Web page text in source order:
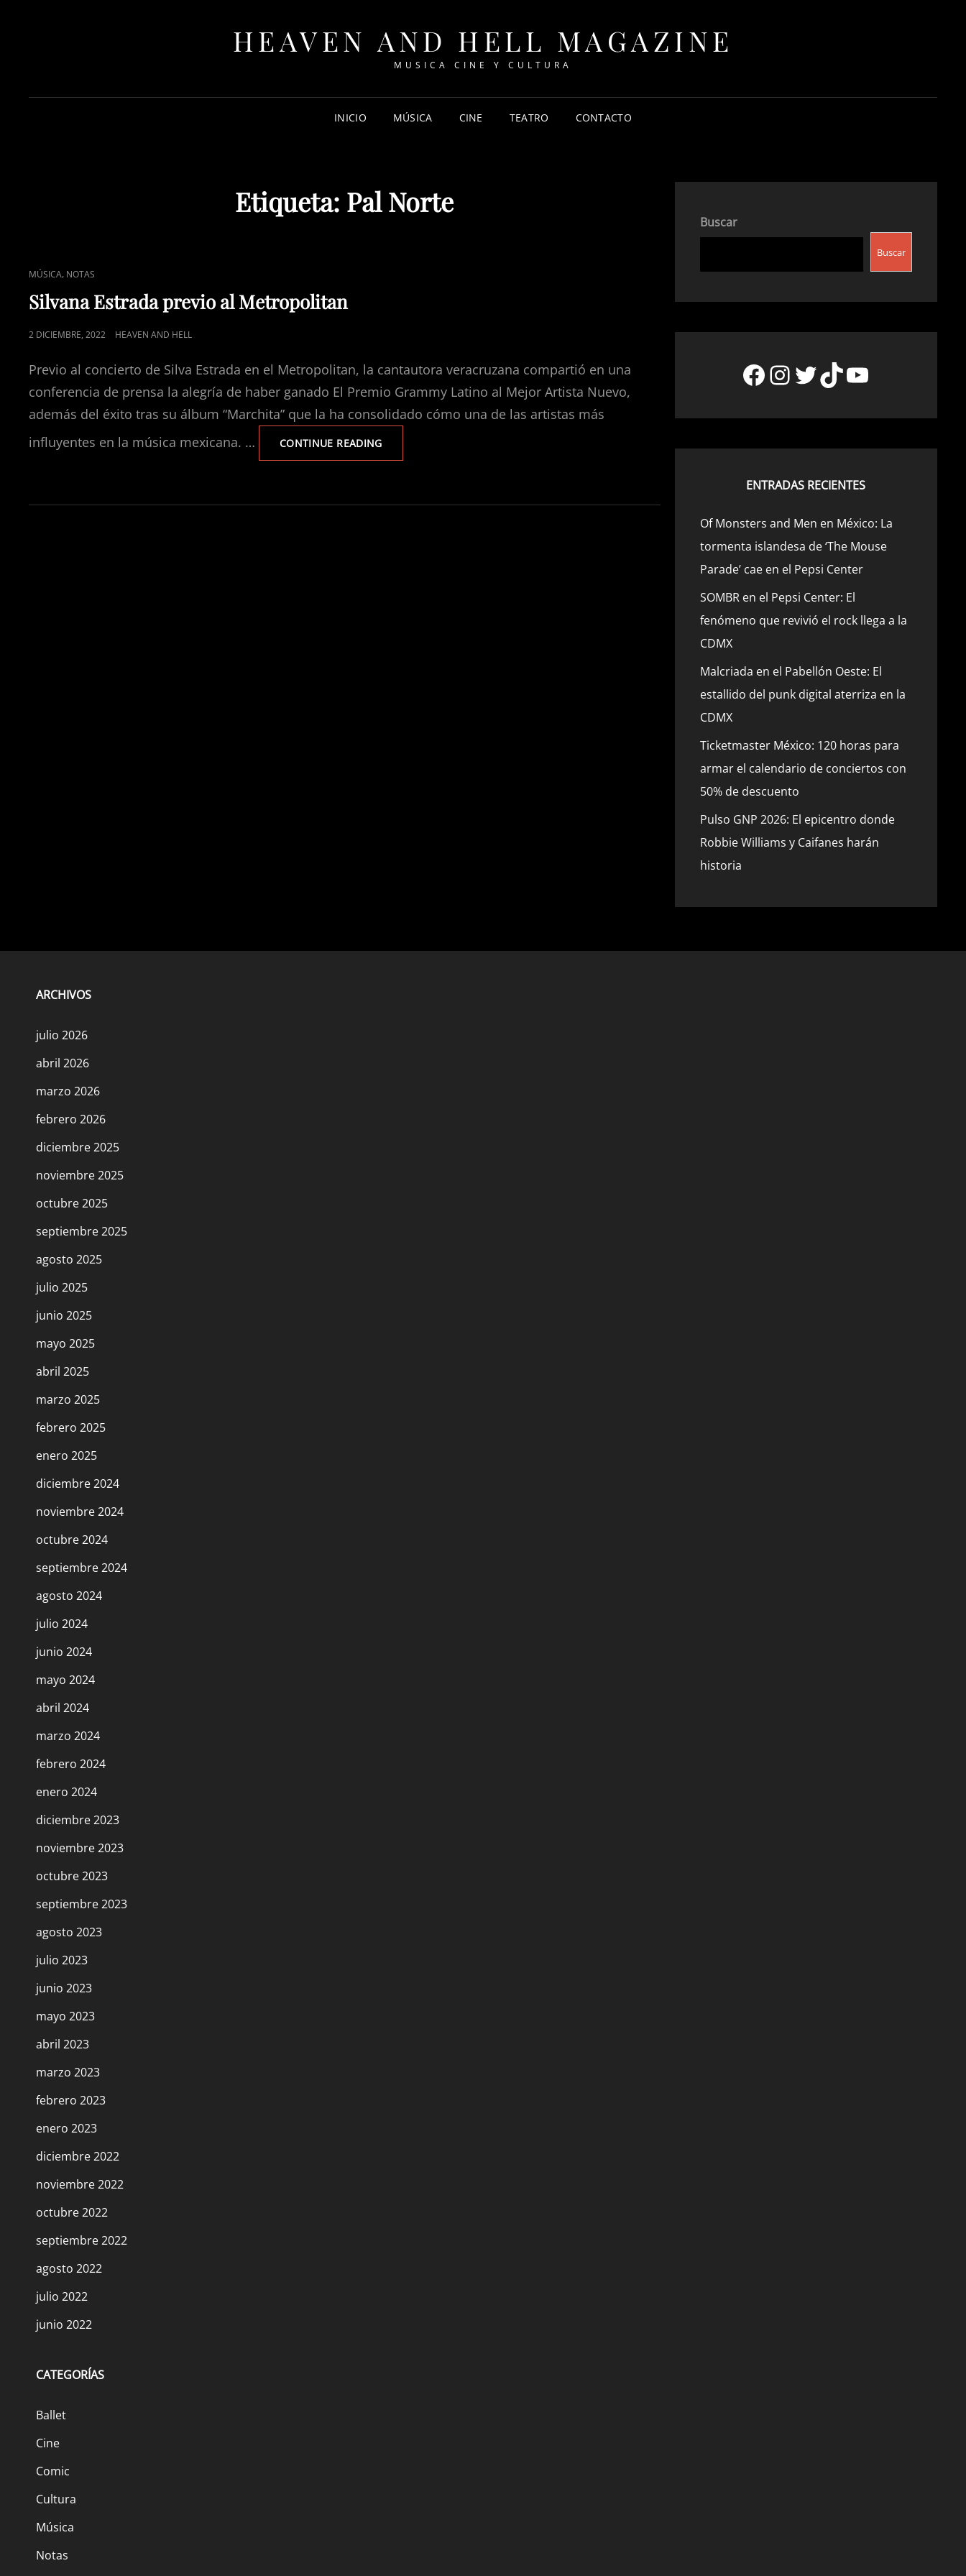
HEAVEN AND HELL MAGAZINE
MUSICA CINE Y CULTURA
INICIO MÚSICA CINE TEATRO CONTACTO
Etiqueta: Pal Norte
CAT
LINKS
MÚSICA, NOTAS
Silvana Estrada previo al Metropolitan
POSTED
2 DICIEMBRE, 2022 HEAVEN AND HELL
Previo al concierto de Silva Estrada en el Metropolitan, la cantautora veracruzana compartió en una
conferencia de prensa la alegría de haber ganado El Premio Grammy Latino al Mejor Artista Nuevo,
además del éxito tras su álbum “Marchita” que la ha consolidado cómo una de las artistas más
influyentes en la música mexicana. …
CONTINUE READINGSILVANA
ESTRADA
METROPOLITAN
Buscar
Buscar
Facebook
Instagram
Twitter
TikTok
YouTube
ENTRADAS RECIENTES
Of Monsters and Men en México: La
tormenta islandesa de ‘The Mouse
Parade’ cae en el Pepsi Center
SOMBR en el Pepsi Center: El
fenómeno que revivió el rock llega a la
CDMX
Malcriada en el Pabellón Oeste: El
estallido del punk digital aterriza en la
CDMX
Ticketmaster México: 120 horas para
armar el calendario de conciertos con
50% de descuento
Pulso GNP 2026: El epicentro donde
Robbie Williams y Caifanes harán
historia
ARCHIVOS
julio 2026
abril 2026
marzo 2026
febrero 2026
diciembre 2025
noviembre 2025
octubre 2025
septiembre 2025
agosto 2025
julio 2025
junio 2025
mayo 2025
abril 2025
marzo 2025
febrero 2025
enero 2025
diciembre 2024
noviembre 2024
octubre 2024
septiembre 2024
agosto 2024
julio 2024
junio 2024
mayo 2024
abril 2024
marzo 2024
febrero 2024
enero 2024
diciembre 2023
noviembre 2023
octubre 2023
septiembre 2023
agosto 2023
julio 2023
junio 2023
mayo 2023
abril 2023
marzo 2023
febrero 2023
enero 2023
diciembre 2022
noviembre 2022
octubre 2022
septiembre 2022
agosto 2022
julio 2022
junio 2022
CATEGORÍAS
Ballet
Cine
Comic
Cultura
Música
Notas